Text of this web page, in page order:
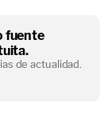
fuente
de actualidad.